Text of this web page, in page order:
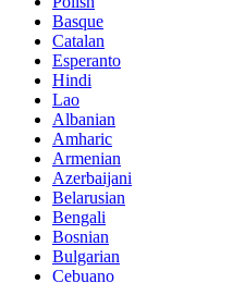
Basque
Catalan
Esperanto
Hindi
Lao
Albanian
Amharic
Armenian
Azerbaijani
Belarusian
Bengali
Bosnian
Bulgarian
Cebuano